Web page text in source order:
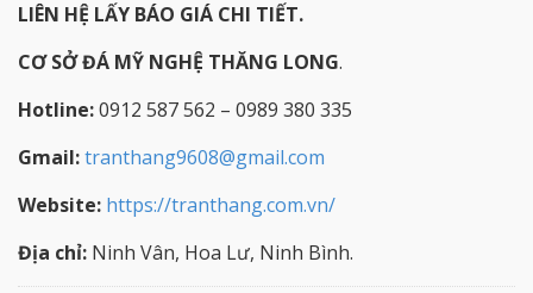
LIÊN HỆ LẤY BÁO GIÁ CHI TIẾT.
CƠ SỞ ĐÁ MỸ NGHỆ THĂNG LONG.
Hotline:0912 587 562 – 0989 380 335
Gmail:tranthang9608@gmail.com
Website: https://tranthang.com.vn/
Địa chỉ: Ninh Vân, Hoa Lư, Ninh Bình.